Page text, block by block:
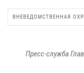
ВНЕВЕДОМСТВЕННАЯ
Пресс-служба